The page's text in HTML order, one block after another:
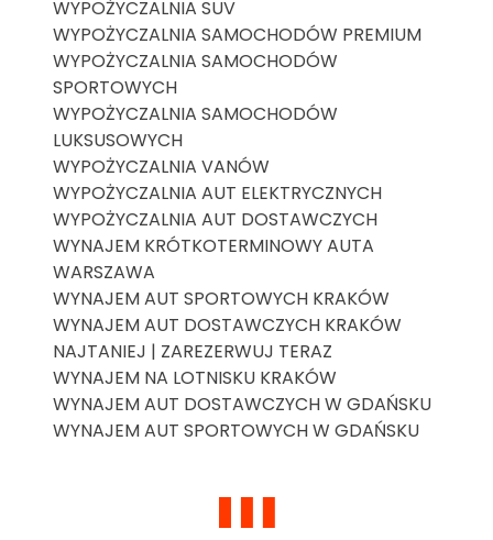
WYPOŻYCZALNIA SUV
WYPOŻYCZALNIA SAMOCHODÓW PREMIUM
WYPOŻYCZALNIA SAMOCHODÓW
SPORTOWYCH
WYPOŻYCZALNIA SAMOCHODÓW
LUKSUSOWYCH
WYPOŻYCZALNIA VANÓW
WYPOŻYCZALNIA AUT ELEKTRYCZNYCH
WYPOŻYCZALNIA AUT DOSTAWCZYCH
WYNAJEM KRÓTKOTERMINOWY AUTA
WARSZAWA
WYNAJEM AUT SPORTOWYCH KRAKÓW
WYNAJEM AUT DOSTAWCZYCH KRAKÓW
NAJTANIEJ | ZAREZERWUJ TERAZ
WYNAJEM NA LOTNISKU KRAKÓW
WYNAJEM AUT DOSTAWCZYCH W GDAŃSKU
WYNAJEM AUT SPORTOWYCH W GDAŃSKU